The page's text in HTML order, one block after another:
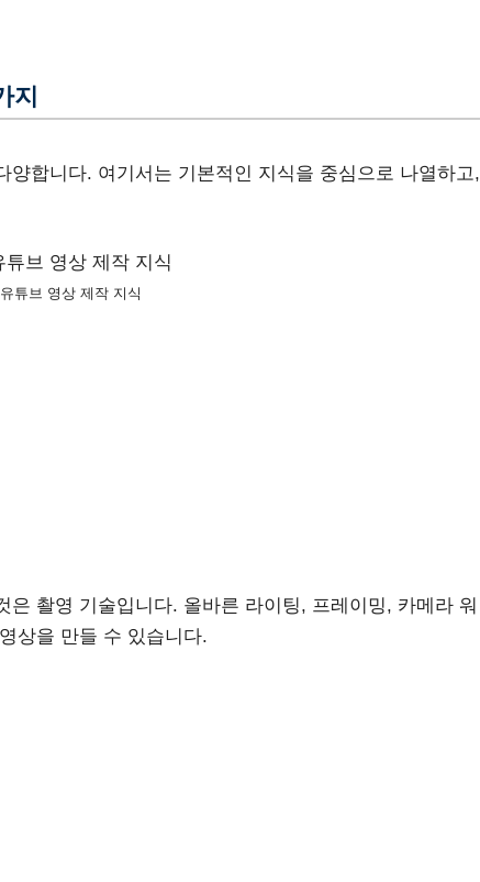
지
양합니다. 여기서는 기본적인 지식을 중심으로 나열하고,
유튜브 영상 제작 지식
촬영 기술입니다. 올바른 라이팅, 프레이밍, 카메라 워
상을 만들 수 있습니다.